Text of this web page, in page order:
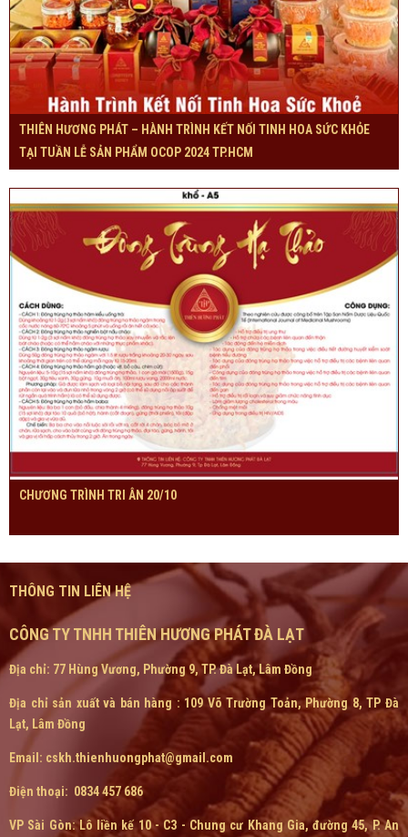
THIÊN HƯƠNG PHÁT – HÀNH TRÌNH KẾT NỐI TINH HOA SỨC KHỎE
TẠI TUẦN LỄ SẢN PHẨM OCOP 2024 TP.HCM
CHƯƠNG TRÌNH TRI ÂN 20/10
THÔNG TIN LIÊN HỆ
CÔNG TY TNHH THIÊN HƯƠNG PHÁT ĐÀ LẠT
Địa chỉ: 77 Hùng Vương, Phường 9, TP. Đà Lạt, Lâm Đồng
Địa chỉ sản xuất và bán hàng : 109 Võ Trường Toản, Phường 8, TP Đà
Lạt, Lâm Đồng
Email: cskh.thienhuongphat@gmail.com
Điện thoại: 0834 457 686
VP Sài Gòn:Lô liền kế 10 - C3 - Chung cư Khang Gia, đường 45, P. An